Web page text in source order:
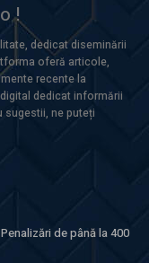
!
dedicat diseminării
oferă articole,
recente la
dedicat informării
sugestii, ne puteți
de până la 400